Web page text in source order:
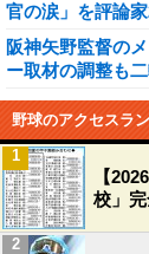
官の涙」を評論
阪神矢野監督の
ー取材の調整も
野球のアクセスラ
【
校」
1
2